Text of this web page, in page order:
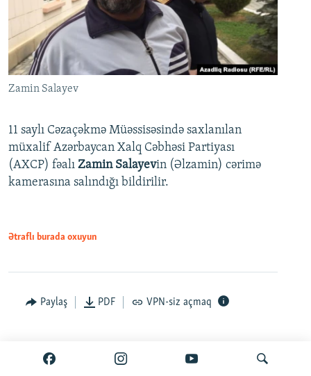
Zamin Salayev
11 saylı Cəzaçəkmə Müəssisəsində saxlanılan
müxalif Azərbaycan Xalq Cəbhəsi Partiyası
(AXCP) fəalı Zamin Salayevin (Əlzamin) cərimə
kamerasına salındığı bildirilir.
Ətraflı burada oxuyun
Paylaş PDF VPN-siz açmaq